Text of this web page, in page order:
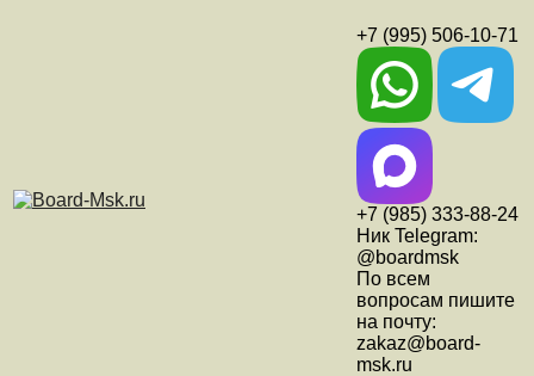
+7 (995) 506-10-71
+7 (985) 333-88-24
Ник Telegram:
@boardmsk
По всем
вопросам пишите
на почту:
zakaz@board-
msk.ru